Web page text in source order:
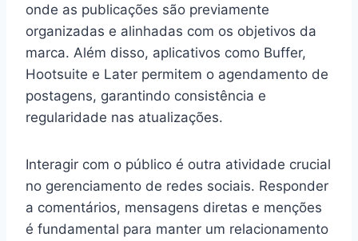
onde as publicações são previamente
organizadas e alinhadas com os objetivos da
marca. Além disso, aplicativos como Buffer,
Hootsuite e Later permitem o agendamento de
postagens, garantindo consistência e
regularidade nas atualizações.
Interagir com o público é outra atividade crucial
no gerenciamento de redes sociais. Responder
a comentários, mensagens diretas e menções
é fundamental para manter um relacionamento